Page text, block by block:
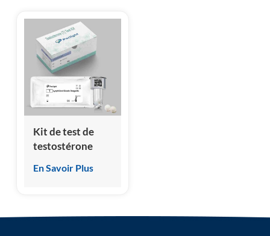
Kit de test de
testostérone
immunologique
En Savoir Plus